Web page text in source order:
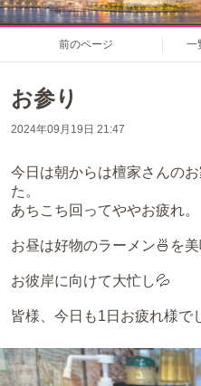
前のページ 一
お参り
2024年09月19日 21:47
今日は朝からは檀家さんの
た。
あちこち回ってややお疲れ。
お昼は好物のラーメン🍜を
お彼岸に向けて大忙し💦
皆様、今日も1日お疲れ様で